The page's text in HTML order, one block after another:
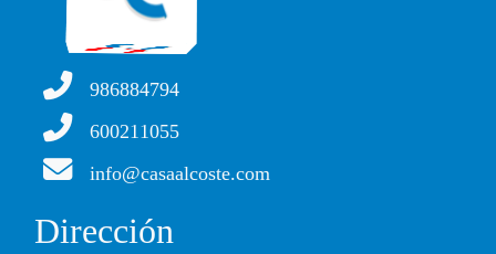
986884794
600211055
info@casaalcoste.com
Dirección